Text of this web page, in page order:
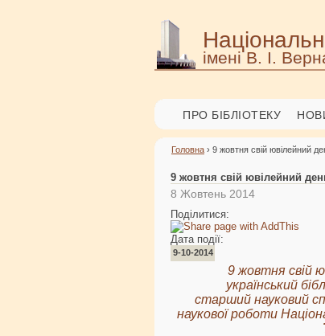
імені В. І.
ПРО БІБЛІОТЕКУ
Головна › 9 жовтня свій ювілейний
9 жовтня свій ювілейний
8 Жовтень 2014
Поділитися:
Дата події:
9-10-2014
9 жовтня свій
український
старший науковий
наукової роботи